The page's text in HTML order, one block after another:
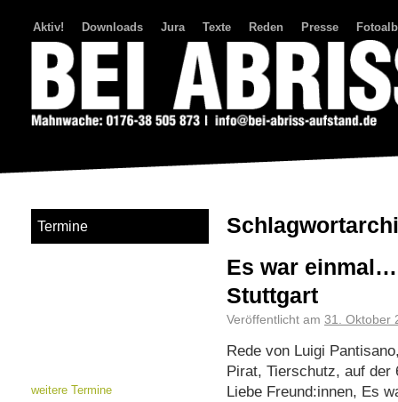
Aktiv! Downloads Jura Texte Reden Presse
Es war
Stuttgart
Veröffentlicht am 31. Oktober
Rede von Luigi
Pirat, Tierschutz, auf der
Liebe Freund:innen, Es
Termine
weitere Termine